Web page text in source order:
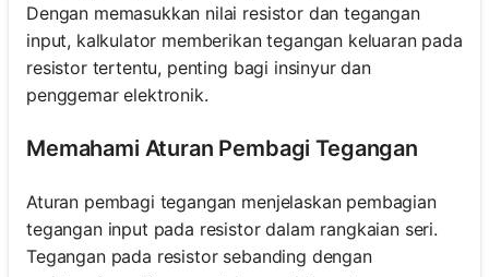
Dengan memasukkan nilai resistor dan tegangan
input, kalkulator memberikan tegangan keluaran pada
resistor tertentu, penting bagi insinyur dan
penggemar elektronik.
Memahami Aturan Pembagi Tegangan
Aturan pembagi tegangan menjelaskan pembagian
tegangan input pada resistor dalam rangkaian seri.
Tegangan pada resistor sebanding dengan